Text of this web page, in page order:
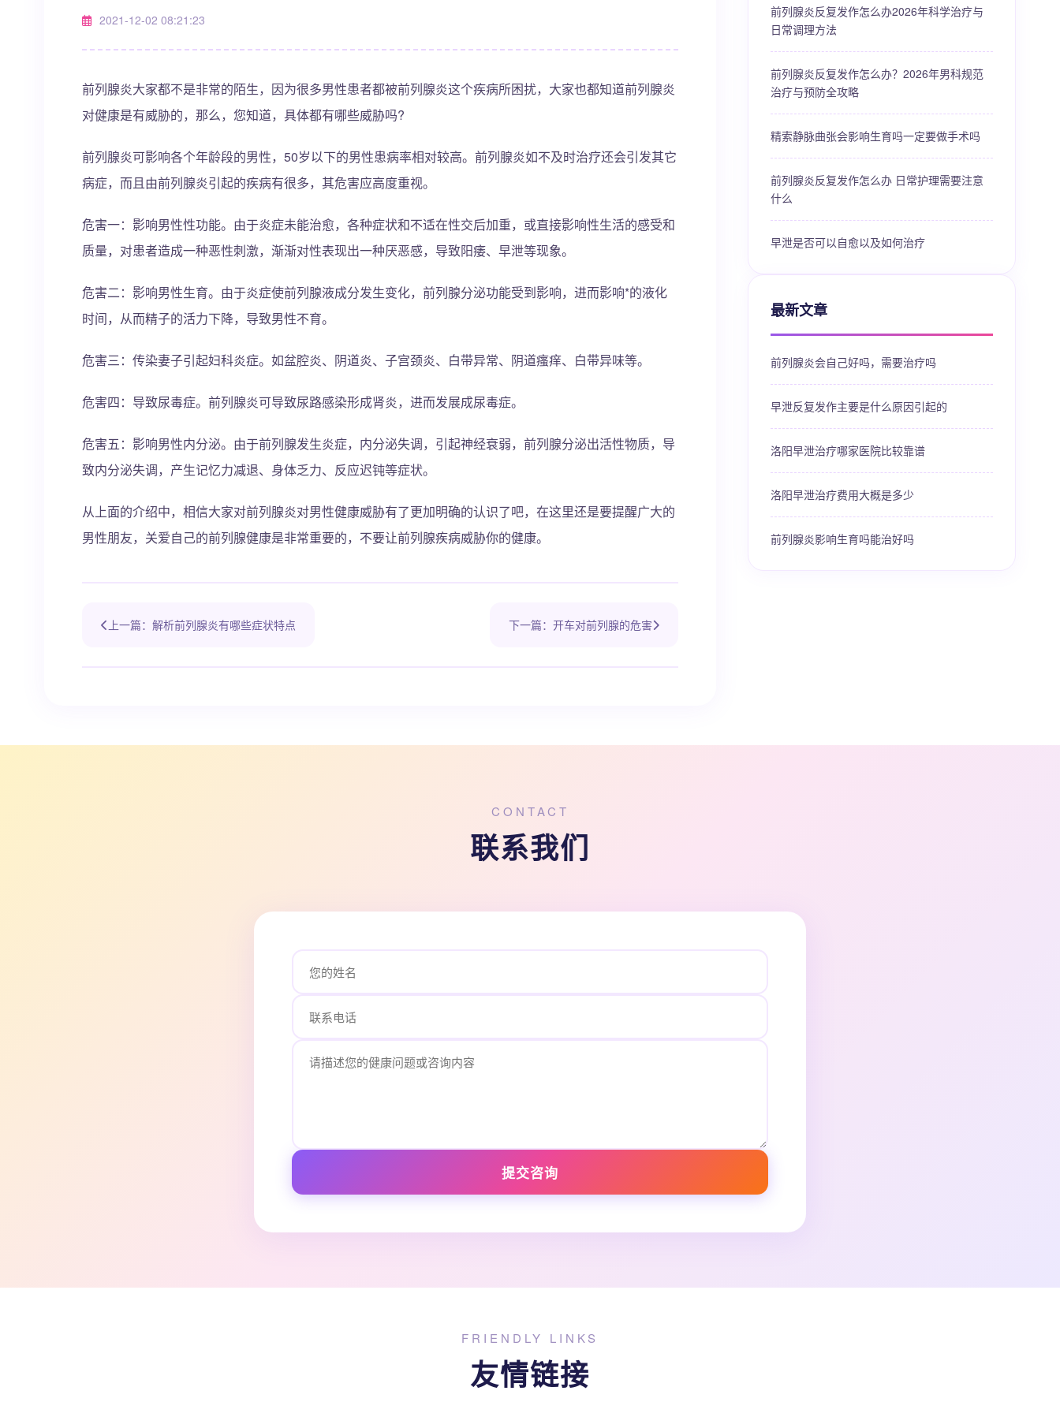
2021-12-02 08:21:23
前列腺炎大家都不是非常的陌生，因为很多男性患者都被前列腺炎这个疾病所困扰，大家也都知道前列腺炎
对健康是有威胁的，那么，您知道，具体都有哪些威胁吗?
前列腺炎可影响各个年龄段的男性，50岁以下的男性患病率相对较高。前列腺炎如不及时治疗还会引发其它
病症，而且由前列腺炎引起的疾病有很多，其危害应高度重视。
危害一：影响男性性功能。由于炎症未能治愈，各种症状和不适在性交后加重，或直接影响性生活的感受和
质量，对患者造成一种恶性刺激，渐渐对性表现出一种厌恶感，导致阳痿、早泄等现象。
危害二：影响男性生育。由于炎症使前列腺液成分发生变化，前列腺分泌功能受到影响，进而影响*的液化
时间，从而精子的活力下降，导致男性不育。
危害三：传染妻子引起妇科炎症。如盆腔炎、阴道炎、子宫颈炎、白带异常、阴道瘙痒、白带异味等。
危害四：导致尿毒症。前列腺炎可导致尿路感染形成肾炎，进而发展成尿毒症。
危害五：影响男性内分泌。由于前列腺发生炎症，内分泌失调，引起神经衰弱，前列腺分泌出活性物质，导
致内分泌失调，产生记忆力减退、身体乏力、反应迟钝等症状。
从上面的介绍中，相信大家对前列腺炎对男性健康威胁有了更加明确的认识了吧，在这里还是要提醒广大的
男性朋友，关爱自己的前列腺健康是非常重要的，不要让前列腺疾病威胁你的健康。
上一篇：解析前列腺炎有哪些症状特点 下一篇：开车对前列腺的危害
前列腺炎反复发作怎么办2026年科学治疗与
日常调理方法
前列腺炎反复发作怎么办？2026年男科规范
治疗与预防全攻略
精索静脉曲张会影响生育吗一定要做手术吗
前列腺炎反复发作怎么办 日常护理需要注意
什么
早泄是否可以自愈以及如何治疗
最新文章
前列腺炎会自己好吗，需要治疗吗
早泄反复发作主要是什么原因引起的
洛阳早泄治疗哪家医院比较靠谱
洛阳早泄治疗费用大概是多少
前列腺炎影响生育吗能治好吗
CONTACT
联系我们
提交咨询
FRIENDLY LINKS
友情链接